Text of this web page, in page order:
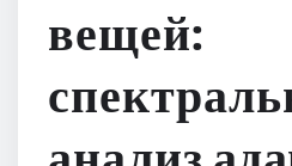
вещей: